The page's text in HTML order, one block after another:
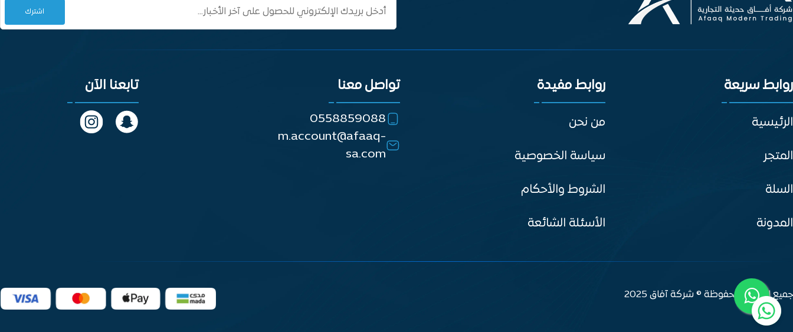
روابط سريعة
الرئيسية
المتجر
السلة
المدونة
روابط مفيدة
من نحن
سياسة الخصوصية
الشروط والأحكام
الأسئلة الشائعة
تواصل معنا
0558859088
m.account@afaaq-
sa.com
تابعنا الآن
جميع الحقوق محفوظة © شركة آفاق 2025